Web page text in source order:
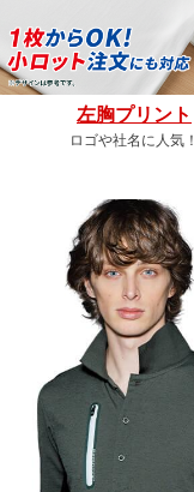
左胸プリント
ロゴや社名に人気！